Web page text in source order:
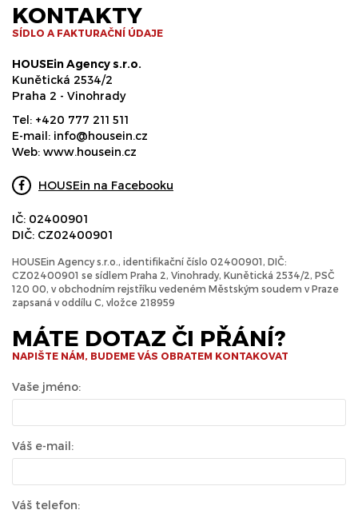
KONTAKTY
SÍDLO A FAKTURAČNÍ ÚDAJE
HOUSEin Agency s.r.o.
Kunětická 2534/2
Praha 2 - Vinohrady
Tel: +420 777 211 511
E-mail: info@housein.cz
Web: www.housein.cz
HOUSEin na Facebooku
IČ: 02400901
DIČ: CZ02400901
HOUSEin Agency s.r.o., identifikační číslo 02400901, DIČ:
CZ02400901 se sídlem Praha 2, Vinohrady, Kunětická 2534/2, PSČ
120 00, v obchodním rejstříku vedeném Městským soudem v Praze
zapsaná v oddílu C, vložce 218959
MÁTE DOTAZ ČI PŘÁNÍ?
NAPIŠTE NÁM, BUDEME VÁS OBRATEM KONTAKOVAT
Vaše jméno:
Váš e-mail:
Váš telefon: